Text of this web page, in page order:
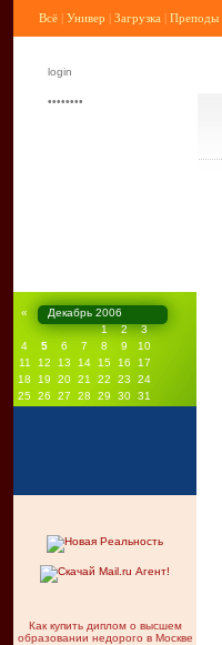
Всё | Универ | Загрузка | Преподы
«
Декабрь 2006
1
2
3
4
5 6 7 8 9
10
11
12 13 14 15 16
17
18
19 20 21 22 23
24
25 26 27 28 29 30 31
Как купить диплом о высшем
образовании недорого в Москве